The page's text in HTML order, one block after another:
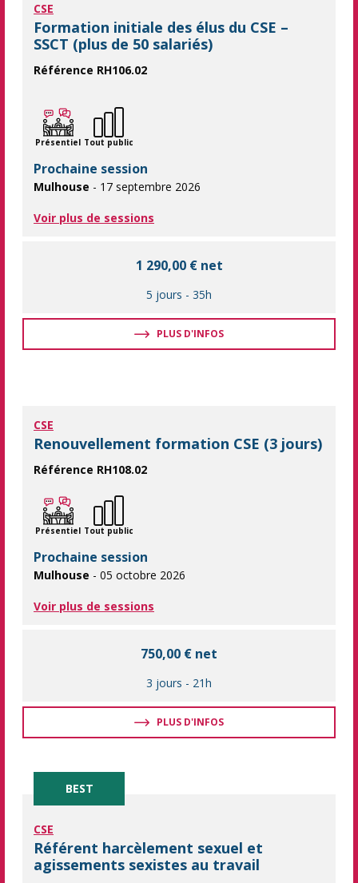
CSE
Formation initiale des élus du CSE –
SSCT (plus de 50 salariés)
Référence RH106.02
Présentiel Tout public
Prochaine session
Mulhouse - 17 septembre 2026
Voir plus de sessions
1 290,00 € net
5 jours - 35h
PLUS D'INFOS
CSE
Renouvellement formation CSE (3 jours)
Référence RH108.02
Le renouvellement de la formation des membres du Comité
Présentiel Tout public
Prochaine session
Mulhouse - 05 octobre 2026
Voir plus de sessions
750,00 € net
3 jours - 21h
PLUS D'INFOS
BEST
CSE
Référent harcèlement sexuel et
agissements sexistes au travail